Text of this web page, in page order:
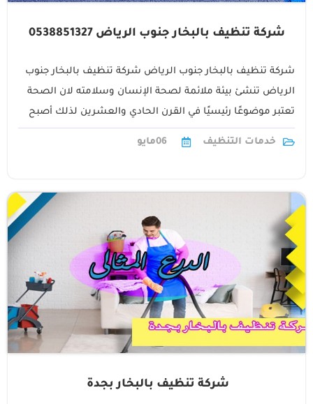
شركة تنظيف بالبخار جنوب الرياض 0538851327
شركة تنظيف بالبخار جنوب الرياض شركة تنظيف بالبخار جنوب
الرياض تنشئ بيئة ملائمة لصحة الإنسان وسلامته لان الصحة
تعتبر موضوعًا رئيسيًا في القرن الحادي والعشرين لذلك أصبح
الاحتياج إلى تحسين1
خدمات التنظيف
06مايو
شركة تنظيف بالبخار بجدة